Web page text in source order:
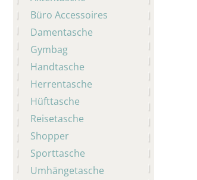
Büro Accessoires
Damentasche
Gymbag
Handtasche
Herrentasche
Hüfttasche
Reisetasche
Shopper
Sporttasche
Umhängetasche